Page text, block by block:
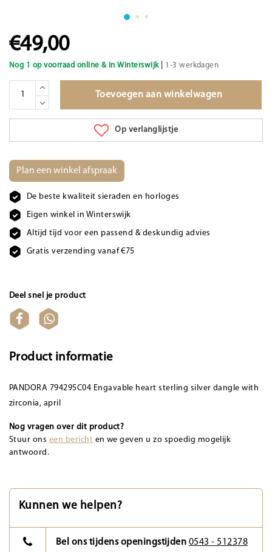
€49,00
Nog 1 op voorraad online & in Winterswijk| 1-3 werkdagen
Toevoegen aan winkelwagen
Op verlanglijstje
Plan een winkel afspraak
De beste kwaliteit sieraden en horloges
Eigen winkel in Winterswijk
Altijd tijd voor een passend & deskundig advies
Gratis verzending vanaf €75
Deel snel je product
Product informatie
PANDORA 794295C04 Engavable heart sterling silver dangle with
zirconia, april
Nog vragen over dit product?
Stuur ons een bericht en we geven u zo spoedig mogelijk
antwoord.
Kunnen we helpen?
Bel ons tijdens openingstijden 0543 - 512378